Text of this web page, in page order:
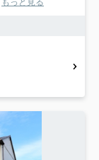
もっと見る